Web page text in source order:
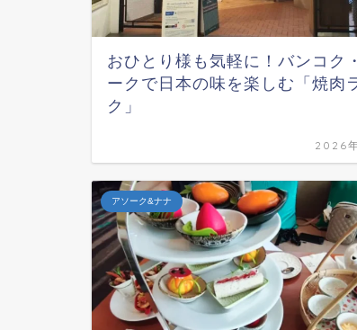
おひとり様も気軽に！バンコク
ークで日本の味を楽しむ「焼肉
ク」
2026
アソーク&ナナ